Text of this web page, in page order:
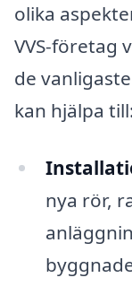
olika
VVS-företag
de
kan hjälpa till:
nya rör,